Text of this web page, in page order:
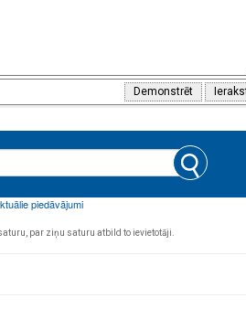
par ziņu saturu atbild to ievietotāji.